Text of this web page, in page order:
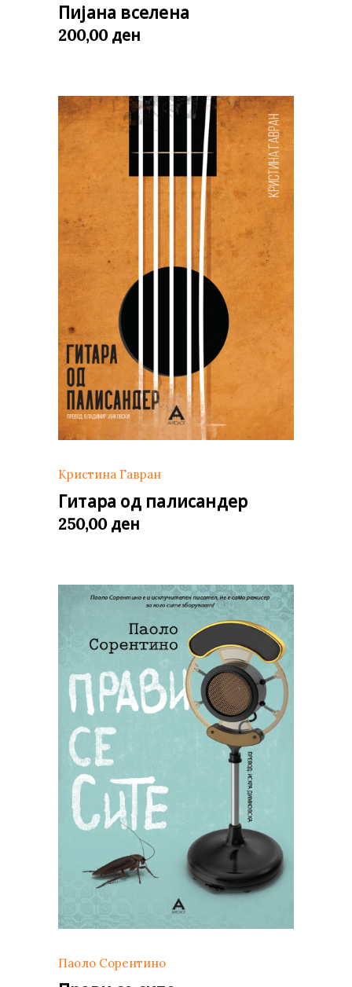
Пијана вселена
200,00 ден
Кристина Гавран
Гитара од палисандер
250,00 ден
Паоло Сорентино